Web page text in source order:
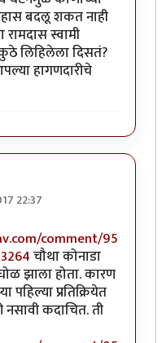
बदलू शकत नाही
रामदास स्वामी
लिहिलेला दिसतं?
हागणदारीचे
22:37
comment/95
चौथा कोनाडा
झाला होता. कारण
पहिल्या प्रतिक्रियेत
कदाचित. ती